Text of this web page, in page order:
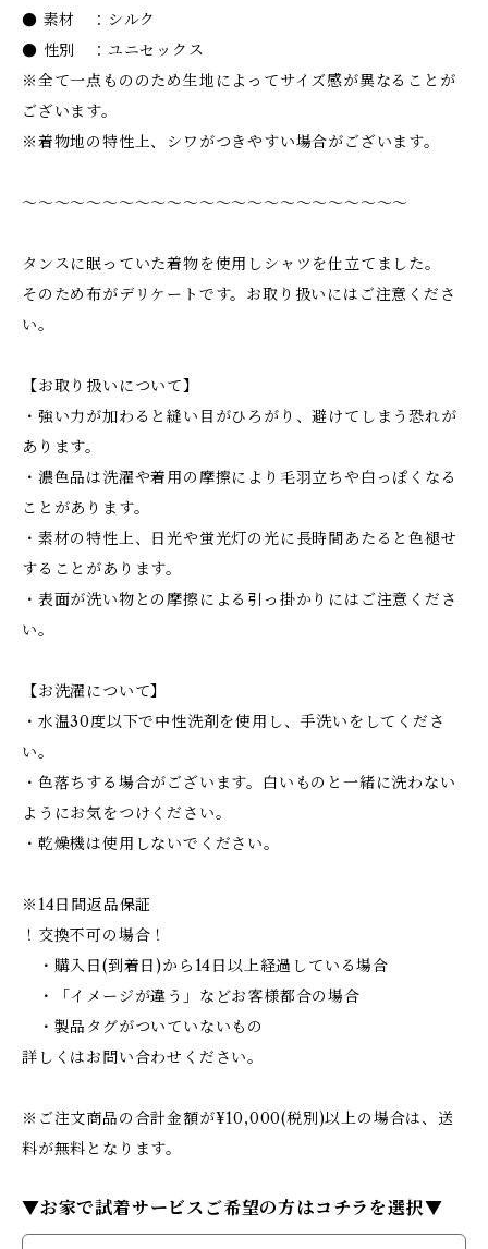
● 素材 ：シルク
● 性別 ：ユニセックス
※全て一点もののため生地によってサイズ感が異なることが
ございます。
※着物地の特性上、シワがつきやすい場合がございます。
〜〜〜〜〜〜〜〜〜〜〜〜〜〜〜〜〜〜〜〜〜〜〜〜
タンスに眠っていた着物を使用しシャツを仕立てました。
そのため布がデリケートです。お取り扱いにはご注意くださ
い。
【お取り扱いについて】
・強い力が加わると縫い目がひろがり、避けてしまう恐れが
あります。
・濃色品は洗濯や着用の摩擦により毛羽立ちや白っぽくなる
ことがあります。
・素材の特性上、日光や蛍光灯の光に長時間あたると色褪せ
することがあります。
・表面が洗い物との摩擦による引っ掛かりにはご注意くださ
い。
【お洗濯について】
・水温30度以下で中性洗剤を使用し、手洗いをしてくださ
い。
・色落ちする場合がございます。白いものと一緒に洗わない
ようにお気をつけください。
・乾燥機は使用しないでください。
※14日間返品保証
！交換不可の場合！
・購入日(到着日)から14日以上経過している場合
・「イメージが違う」などお客様都合の場合
・製品タグがついていないもの
詳しくはお問い合わせください。
※ご注文商品の合計金額が¥10,000(税別)以上の場合は、送
料が無料となります。
▼お家で試着サービスご希望の方はコチラを選択▼